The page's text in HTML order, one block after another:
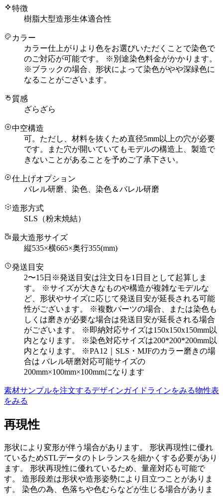
特徴
樹脂大型造形生体適合性
カラー
カラー仕上がりより色をお選びいただくことで染色で
のご対応が可能です。 ※別途染色料金がかかります。
※ブラックの場合、形状によって染色がやや深緑色に
なることがございます。
質感
ざらざら
中空構造
可。ただし、材料を抜くため直径5mm以上の穴が必要
です。また穴が開いていてもモデルの構造上、製造で
きないことがあることを予めご了承下さい。
仕上げオプション
バレル研磨、染色、染色＆バレル研磨
造形方式
SLS（粉末焼結）
最大造形サイズ
縦535×横665×奥行355(mm)
発送目安
2〜15日 ※発送目安は注文日を1日目として起算しま
す。 ※サイズが大きなものや構造が複雑なモデルな
ど、形状やサイズに応じて発送目安が延長される可能
性がございます。 ※複数パーツの場合、または染色も
しくは磨きが必要な場合は発送目安が延長される場合
がございます。 ※即納対応サイズは150x150x150mm以
内となります。 ※染色対応サイズは200*200*200mm以
内となります。 ※PA12｜SLS・MJFのカラー磨きの場
合は バレル研磨対応可能サイズの
200mm×100mm×100mmになります
素材サンプルを注文するデザインガイドラインをみる物性表
をみる
再現性
形状により変形が伴う場合があります。 形状再現性に優れ
ているためSTLデータのトレランスを細かくする必要があり
ます。 形状再現性に優れているため、量産対応も可能で
す。 造形段差は形状や造形姿勢により目立つことがありま
す。 染色の為、色落ちや色むらなどが生じる場合がありま